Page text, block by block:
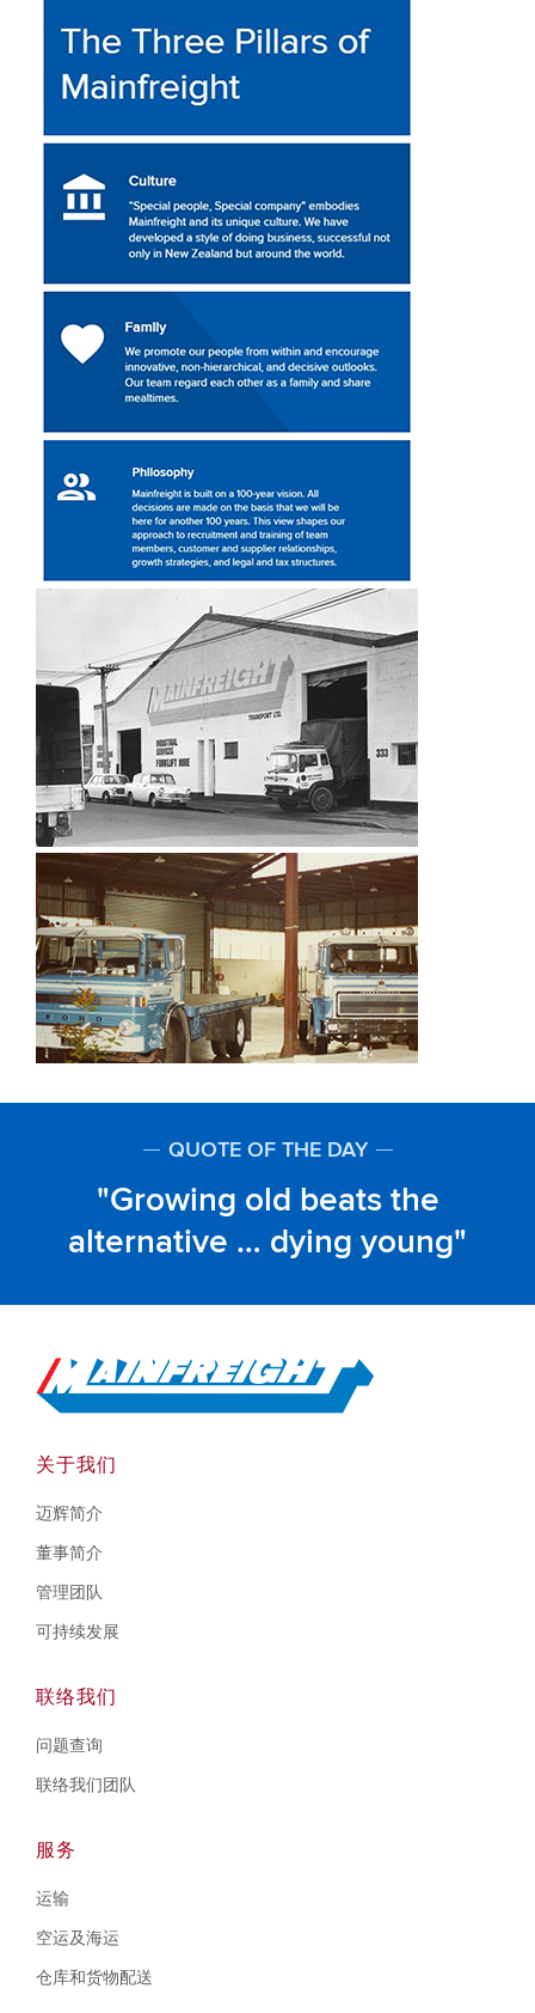
QUOTE OF THE DAY
Growing old beats the
alternative … dying young
Go to Home
关于我们
迈辉简介
董事简介
管理团队
可持续发展
联络我们
问题查询
联络我们团队
服务
运输
空运及海运
仓库和货物配送